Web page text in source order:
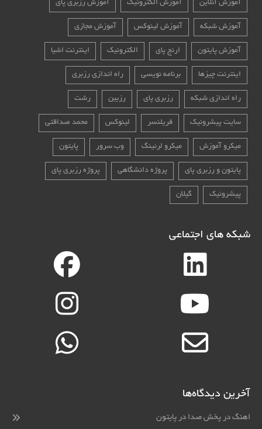
آموزش آنلاین آموزش الکترونیک آموزش رزبری پای
آموزش شبکه آموزش لینوکس آموزش مجازی
آموزش پایتون ارنج پای الکترونیک اینترنت اشیا
اینترنت چیزها برنامه نویسی راه اندازی رزبری
راه اندازی شبکه رزبری پای رزبین رشت
سایت پیشرونیک فریلنسر لینوکس محمد صداقتی
میکرو آموزش میکرو لرنینگ وب سرور پایتون
پایتون و رزبری پای پروژه دانشگاهی پروژه رزبری پای
پیشرونیک گیلان
شبکه های اجتماعی
آخرین دیدگاه‌ها
اهنگ در پخش صدا در پایتون